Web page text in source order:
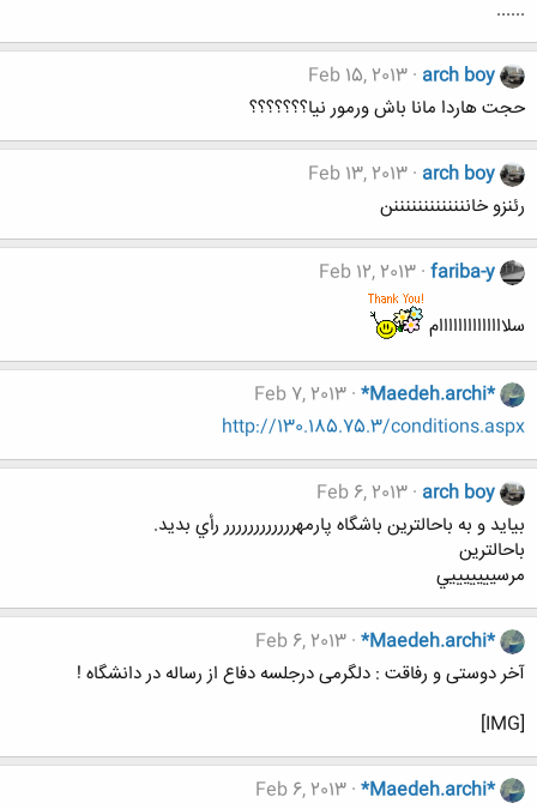
......
arch boy
Feb 15, 2013
حجت هاردا مانا باش ورمور نیا؟؟؟؟؟؟؟
arch boy
Feb 13, 2013
رئنزو خانننننننننننننن
fariba-y
Feb 12, 2013
سلاااااااااااااام
*Maedeh.archi*
Feb 7, 2013
http://130.185.75.3/conditions.aspx
arch boy
Feb 6, 2013
بيايد و به باحالترين باشگاه پارمهرررررررررررر رأي بديد.
باحالترین
مرسيييييييي
*Maedeh.archi*
Feb 6, 2013
آخر دوستی و رفاقت : دلگرمی درجلسه دفاع از رساله در دانشگاه !
[IMG]
*Maedeh.archi*
Feb 6, 2013